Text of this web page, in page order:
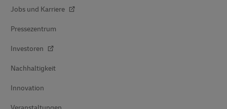
Jobs und Karriere
Pressezentrum
Investoren
Nachhaltigkeit
Innovation